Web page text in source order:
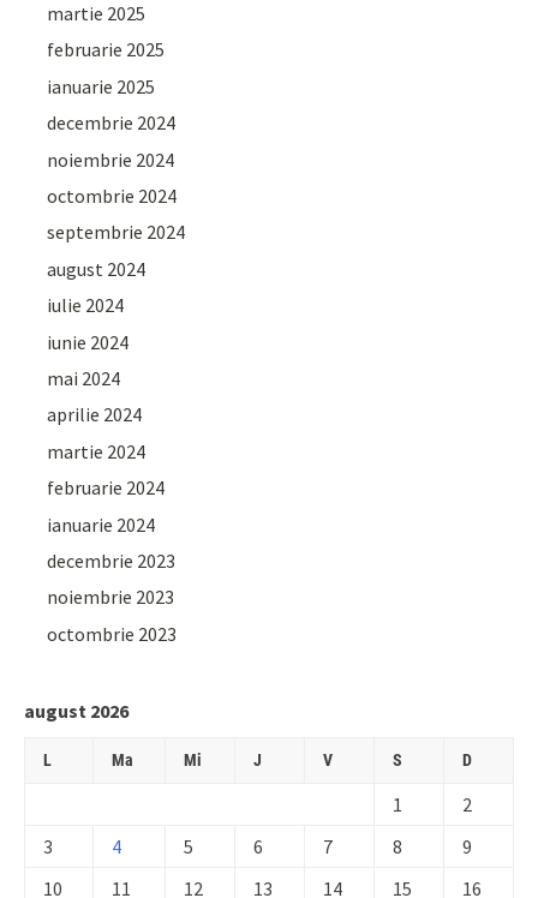
martie 2025
februarie 2025
ianuarie 2025
decembrie 2024
noiembrie 2024
octombrie 2024
septembrie 2024
august 2024
iulie 2024
iunie 2024
mai 2024
aprilie 2024
martie 2024
februarie 2024
ianuarie 2024
decembrie 2023
noiembrie 2023
octombrie 2023
august 2026
L Ma Mi J V S D
1
2
3
4 5 6 7 8
9
10
11 12 13 14 15 16